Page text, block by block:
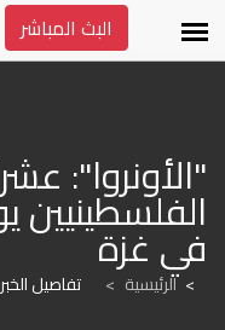
البث المباشر
في غزة
الرئيسية > تفاصيل الخبر